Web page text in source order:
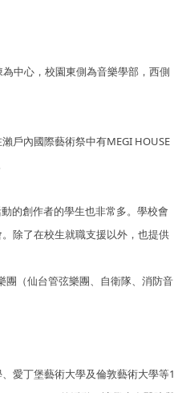
中心，校園東側為音樂學部，西側
戶內國際藝術祭中有MEGI HOUSE
的創作者的學生也非常多。學校會
除了在校生就職支援以外，也提供
團（仙台管弦樂團、自衛隊、消防音
愛丁堡藝術大學及倫敦藝術大學等1